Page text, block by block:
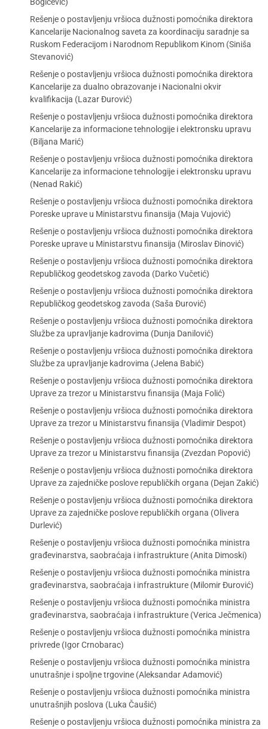
Rešenje o postavljenju vršioca dužnosti pomoćnika direktora
Kancelarije Nacionalnog saveta za koordinaciju saradnje sa
Ruskom Federacijom i Narodnom Republikom Kinom (Siniša
Stevanović)
Rešenje o postavljenju vršioca dužnosti pomoćnika direktora
Kancelarije za dualno obrazovanje i Nacionalni okvir
kvalifikacija (Lazar Đurović)
Rešenje o postavljenju vršioca dužnosti pomoćnika direktora
Kancelarije za informacione tehnologije i elektronsku upravu
(Biljana Marić)
Rešenje o postavljenju vršioca dužnosti pomoćnika direktora
Kancelarije za informacione tehnologije i elektronsku upravu
(Nenad Rakić)
Rešenje o postavljenju vršioca dužnosti pomoćnika direktora
Poreske uprave u Ministarstvu finansija (Maja Vujović)
Rešenje o postavljenju vršioca dužnosti pomoćnika direktora
Poreske uprave u Ministarstvu finansija (Miroslav Đinović)
Rešenje o postavljenju vršioca dužnosti pomoćnika direktora
Republičkog geodetskog zavoda (Darko Vučetić)
Rešenje o postavljenju vršioca dužnosti pomoćnika direktora
Republičkog geodetskog zavoda (Saša Đurović)
Rešenje o postavljenju vršioca dužnosti pomoćnika direktora
Službe za upravljanje kadrovima (Dunja Danilović)
Rešenje o postavljenju vršioca dužnosti pomoćnika direktora
Službe za upravljanje kadrovima (Jelena Babić)
Rešenje o postavljenju vršioca dužnosti pomoćnika direktora
Uprave za trezor u Ministarstvu finansija (Maja Folić)
Rešenje o postavljenju vršioca dužnosti pomoćnika direktora
Uprave za trezor u Ministarstvu finansija (Vladimir Despot)
Rešenje o postavljenju vršioca dužnosti pomoćnika direktora
Uprave za trezor u Ministarstvu finansija (Zvezdan Popović)
Rešenje o postavljenju vršioca dužnosti pomoćnika direktora
Uprave za zajedničke poslove republičkih organa (Dejan Zakić)
Rešenje o postavljenju vršioca dužnosti pomoćnika direktora
Uprave za zajedničke poslove republičkih organa (Olivera
Durlević)
Rešenje o postavljenju vršioca dužnosti pomoćnika ministra
građevinarstva, saobraćaja i infrastrukture (Anita Dimoski)
Rešenje o postavljenju vršioca dužnosti pomoćnika ministra
građevinarstva, saobraćaja i infrastrukture (Milomir Đurović)
Rešenje o postavljenju vršioca dužnosti pomoćnika ministra
građevinarstva, saobraćaja i infrastrukture (Verica Ječmenica)
Rešenje o postavljenju vršioca dužnosti pomoćnika ministra
privrede (Igor Crnobarac)
Rešenje o postavljenju vršioca dužnosti pomoćnika ministra
unutrašnje i spoljne trgovine (Aleksandar Adamović)
Rešenje o postavljenju vršioca dužnosti pomoćnika ministra
unutrašnjih poslova (Luka Čaušić)
Rešenje o postavljenju vršioca dužnosti pomoćnika ministra za